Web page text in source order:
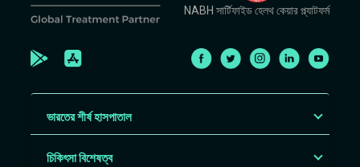
NABH সার্টিফাইড হেলথ কেয়ার প্ল্যাটফর্ম
ভারতের শীর্ষ হাসপাতাল
চিকিৎসা বিশেষত্ব